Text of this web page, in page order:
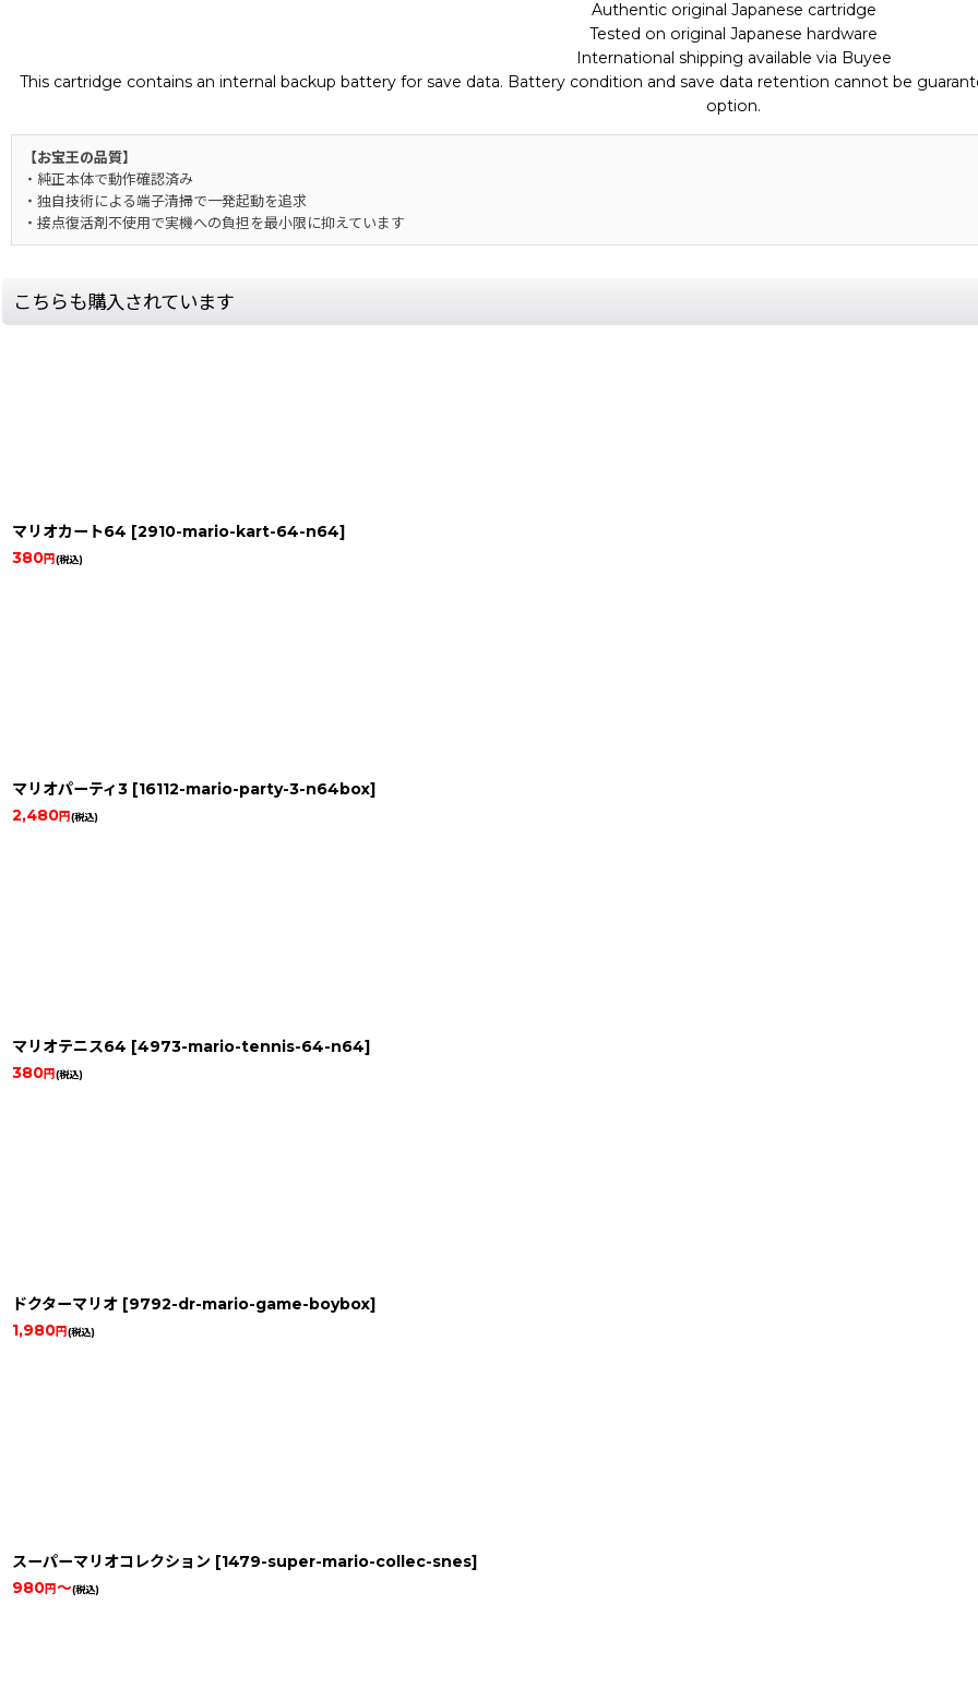
Authentic original Japanese cartridge
Tested on original Japanese hardware
International shipping available via Buyee
This cartridge contains an internal backup battery for save data. Battery condition and save data retention cannot be
option.
【お宝王の品質】
・純正本体で動作確認済み
・独自技術による端子清掃で一発起動を追求
・接点復活剤不使用で実機への負担を最小限に抑えています
こちらも購入されています
マリオカート64 [2910-mario-kart-64-n64]
380円(税込)
マリオパーティ3 [16112-mario-party-3-n64box]
2,480円(税込)
マリオテニス64 [4973-mario-tennis-64-n64]
380円(税込)
ドクターマリオ [9792-dr-mario-game-boybox]
1,980円(税込)
スーパーマリオコレクション [1479-super-mario-collec-snes]
980円～(税込)